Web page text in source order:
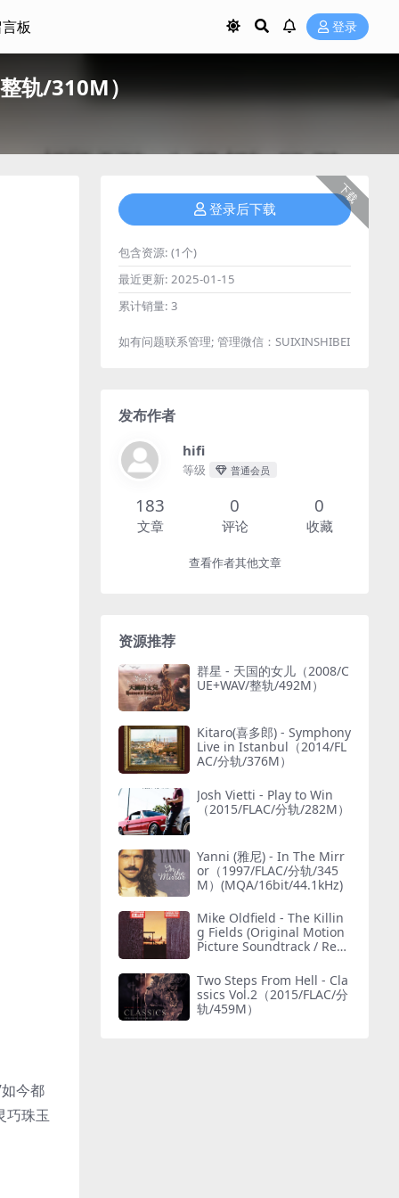
板 登录
轨/310M）
今都
巧珠玉
下载
登录后下载
包含资源: (1个)
最近更新: 2025-01-15
累计销量: 3
如有问题联系管理; 管理微信：SUIXINSHIBEI
发布作者
hifi
等级 普通会员
183
文章
0
评论
0
收藏
查看作者其他文章
资源推荐
群星 - 天国的女儿（2008/C
UE+WAV/整轨/492M）
Kitaro(喜多郎) - Symphony
Live in Istanbul（2014/FL
AC/分轨/376M）
Josh Vietti - Play to Win
（2015/FLAC/分轨/282M）
Yanni (雅尼) - In The Mirr
or（1997/FLAC/分轨/345
M）(MQA/16bit/44.1kHz)
Mike Oldfield - The Killin
g Fields (Original Motion
Picture Soundtrack / Rem
C/分轨/232M）
Two Steps From Hell - Cla
ssics Vol.2（2015/FLAC/分
轨/459M）